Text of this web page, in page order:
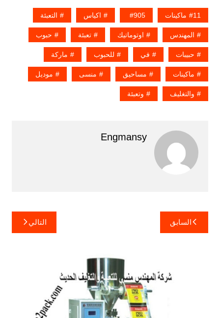
11ماكينات 905 اكياس التعبئة
المهندس اوتوماتيك تعبئة حبوب
حبيبات في للحبوب ماركة
ماكينات مساحيق منسى موديل
والتغليف وتعبئة
Engmansy
تصفّح
المقالات
السابق التالي